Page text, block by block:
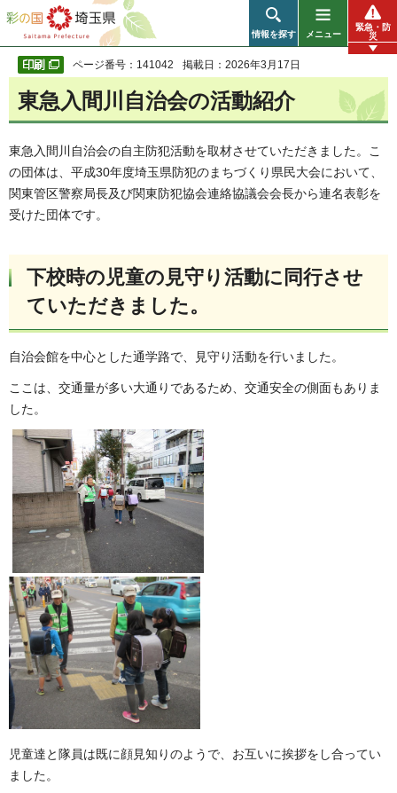
彩の国 埼玉県
情報を探す メニュー
緊急・防
災
ページ番号：141042 掲載日：2026年3月17日
東急入間川自治会の活動紹介
東急入間川自治会の自主防犯活動を取材させていただきました。こ
の団体は、平成30年度埼玉県防犯のまちづくり県民大会において、
関東管区警察局長及び関東防犯協会連絡協議会会長から連名表彰を
受けた団体です。
下校時の児童の見守り活動に同行させ
ていただきました。
自治会館を中心とした通学路で、見守り活動を行いました。
ここは、交通量が多い大通りであるため、交通安全の側面もありま
した。
児童達と隊員は既に顔見知りのようで、お互いに挨拶をし合ってい
ました。